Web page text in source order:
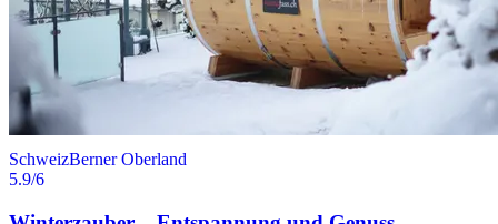
SchweizBerner Oberland
5.9/6